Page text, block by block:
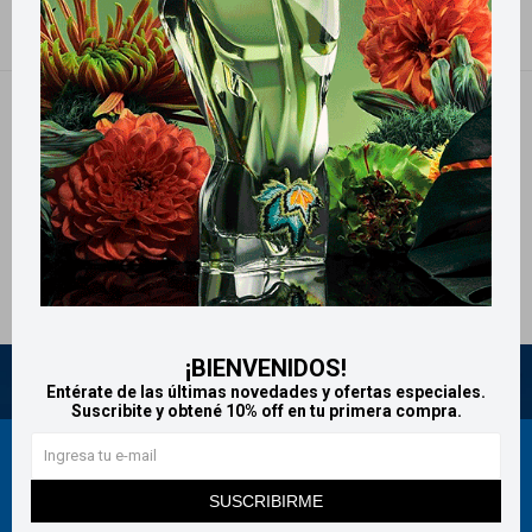
¡BIENVENIDOS!
Entérate de las últimas novedades y ofertas especiales.
Suscribite y obtené 10% off en tu primera compra.
SUSCRIBIRME
NO SE HAN RECUPERADO PRODUCTOS
¡Lo sentimos! No hay productos en esta sección.
Inténtalo nuevamente con otros criterios de filtrado o busca en otras
secciones de nuestro catálogo.
Filtrando por: Protección femenina Nivea Quitar filtros
Newsletter
¡Suscribite y recibí todas nuestras novedades!